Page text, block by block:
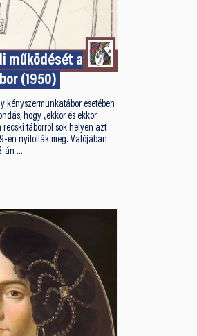
működését a
(1950)
kényszermunkatábor esetében
hogy „ekkor és ekkor
táborról sok helyen azt
én nyitották meg. Valójában
án …